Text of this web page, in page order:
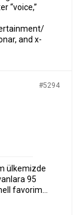
“voice,”
and x-
#5294
ülkemizde
95
favorim…